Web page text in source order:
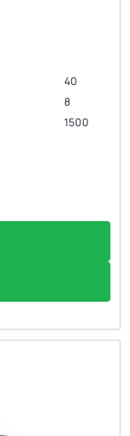
40
8
1500